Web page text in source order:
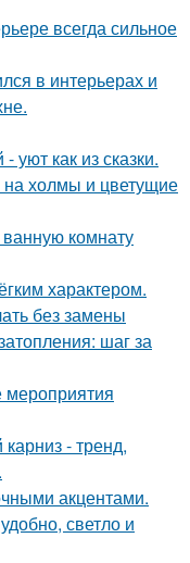
всегда сильное
в интерьерах и
уют как из сказки.
холмы и цветущие
комнату
характером.
без замены
шаг за
мероприятия
- тренд,
акцентами.
светло и